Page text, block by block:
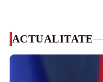
ACTUALITATE